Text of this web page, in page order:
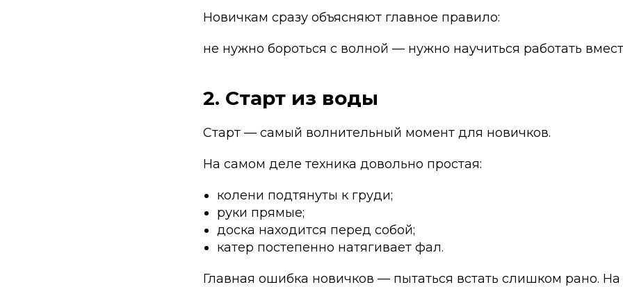
Новичкам сразу объясняют главное правило:
не нужно бороться с волной — нужно научиться работать
2. Старт из воды
Старт — самый волнительный момент для новичков.
На самом деле техника довольно простая:
колени подтянуты к груди;
руки прямые;
доска находится перед собой;
катер постепенно натягивает фал.
Главная ошибка новичков — пытаться встать слишком рано.